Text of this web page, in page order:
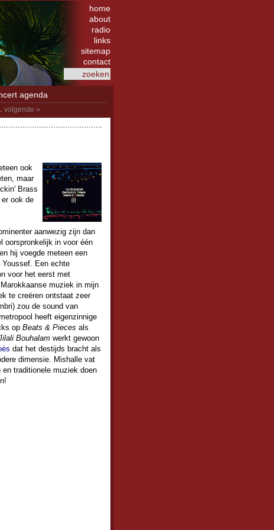
home
about
radio
links
sitemap
contact
agenda
volgende »
ook
maar
Brass
ook de
aanwezig zijn dan
oorspronkelijk in voor één
hij voegde meteen een
Youssef. Een echte
voor het eerst met
muziek in mijn
te creëren ontstaat zeer
zou de sound van
heeft eigenzinnige
op Beats & Pieces als
Bouhalam werkt gewoon
dat het destijds bracht als
dimensie. Mishalle vat
traditionele muziek doen